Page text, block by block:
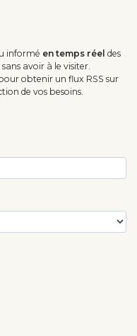
informé en temps réel des
avoir à le visiter.
obtenir un flux RSS sur
de vos besoins.